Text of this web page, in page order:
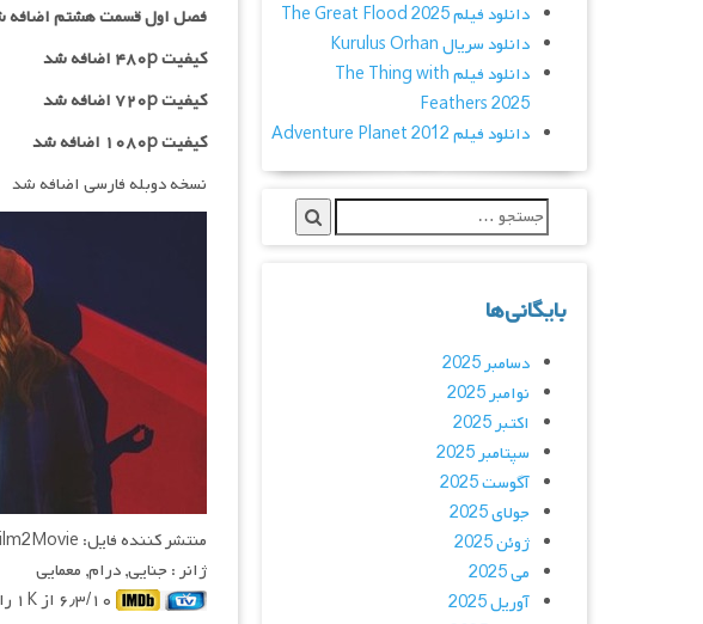
فصل اول قسمت هشتم اضافه
کیفیت ۴۸۰p اضافه شد
کیفیت ۷۲۰p
اضافه شد
کیفیت ۱۰۸۰p اضافه شد
نسخه دوبله فارسی اضافه شد
منتشر کننده فایل: Film2Movie
ژانر : جنایی, درام, معمایی
دانلود فیلم The Great Flood 2025
دانلود سریال Kurulus Orhan
دانلود فیلم The Thing with
Feathers 2025
دانلود فیلم Adventure Planet 2012
بایگانی‌ها
دسامبر 2025
نوامبر 2025
اکتبر 2025
سپتامبر 2025
آگوست 2025
جولای 2025
ژوئن 2025
می 2025
آوریل 2025